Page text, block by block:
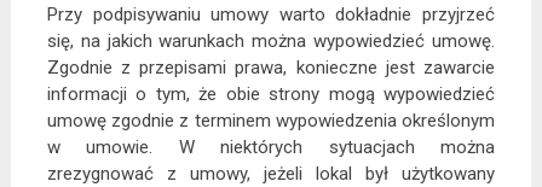
Przy podpisywaniu umowy warto dokładnie przyjrzeć
się, na jakich warunkach można wypowiedzieć umowę.
Zgodnie z przepisami prawa, konieczne jest zawarcie
informacji o tym, że obie strony mogą wypowiedzieć
umowę zgodnie z terminem wypowiedzenia określonym
w umowie. W niektórych sytuacjach można
zrezygnować z umowy, jeżeli lokal był użytkowany